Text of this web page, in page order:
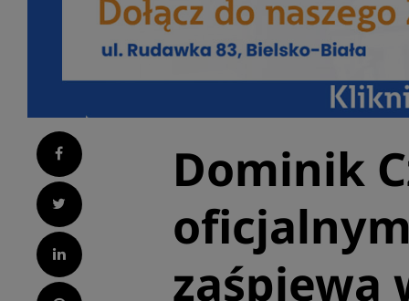
Facebook
Twitter
LinkedIn
Dominik
zaśpiewa